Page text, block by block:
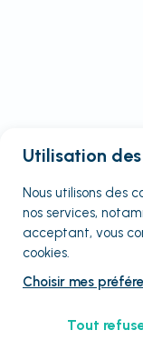
Utilisation
Nous utilisons des
nos services,
acceptant, vous
cookies.
Choisir mes
Tout